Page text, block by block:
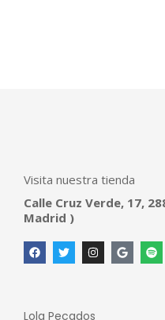
Visita nuestra tienda
Calle Cruz Verde, 17,
Madrid )
Lola Pecados